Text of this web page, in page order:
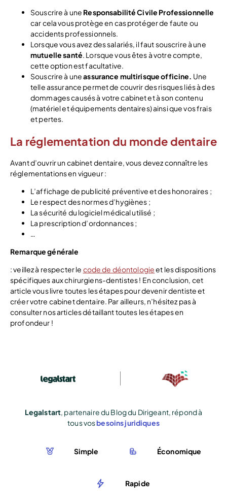
Souscrire à une Responsabilité Civile Professionnelle
car cela vous protège en cas protéger de faute ou
accidents professionnels.
Lorsque vous avez des salariés, il faut souscrire à une
mutuelle santé. Lorsque vous êtes à votre compte,
cette option est facultative.
Souscrire à uneassurance multirisque officine. Une
telle assurance permet de couvrir des risques liés à des
dommages causés à votre cabinet et à son contenu
(matériel et équipements dentaires) ainsi que vos frais
et pertes.
La réglementation du monde dentaire
Avant d’ouvrir un cabinet dentaire, vous devez connaître les
réglementations en vigueur :
L’affichage de publicité préventive et des honoraires ;
Le respect des normes d’hygiènes ;
La sécurité du logiciel médical utilisé ;
La prescription d’ordonnances ;
…
Remarque générale
: veillez à respecter le code de déontologieet les dispositions
spécifiques aux chirurgiens-dentistes ! En conclusion, cet
article vous livre toutes les étapes pour devenir dentiste et
créer votre cabinet dentaire. Par ailleurs, n’hésitez pas à
consulter nos articles détaillant toutes les étapes en
profondeur !
Legalstart, partenaire du Blog du Dirigeant, répond à
tous vosbesoins juridiques
Simple Économique
Rapide